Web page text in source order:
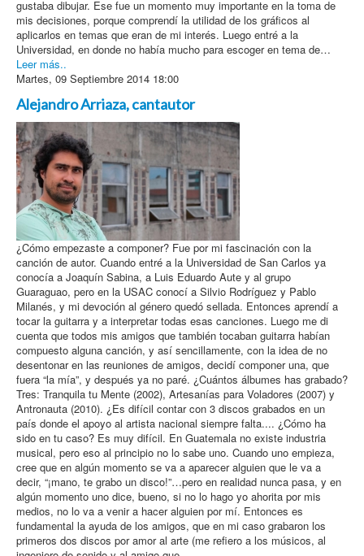
gustaba dibujar. Ese fue un momento muy importante en la toma de
mis decisiones, porque comprendí la utilidad de los gráficos al
aplicarlos en temas que eran de mi interés. Luego entré a la
Universidad, en donde no había mucho para escoger en tema de…
Leer más..
Martes, 09 Septiembre 2014 18:00
Alejandro Arriaza, cantautor
¿Cómo empezaste a componer? Fue por mi fascinación con la
canción de autor. Cuando entré a la Universidad de San Carlos ya
conocía a Joaquín Sabina, a Luis Eduardo Aute y al grupo
Guaraguao, pero en la USAC conocí a Silvio Rodríguez y Pablo
Milanés, y mi devoción al género quedó sellada. Entonces aprendí a
tocar la guitarra y a interpretar todas esas canciones. Luego me di
cuenta que todos mis amigos que también tocaban guitarra habían
compuesto alguna canción, y así sencillamente, con la idea de no
desentonar en las reuniones de amigos, decidí componer una, que
fuera “la mía”, y después ya no paré. ¿Cuántos álbumes has grabado?
Tres: Tranquila tu Mente (2002), Artesanías para Voladores (2007) y
Antronauta (2010). ¿Es difícil contar con 3 discos grabados en un
país donde el apoyo al artista nacional siempre falta.... ¿Cómo ha
sido en tu caso? Es muy difícil. En Guatemala no existe industria
musical, pero eso al principio no lo sabe uno. Cuando uno empieza,
cree que en algún momento se va a aparecer alguien que le va a
decir, “¡mano, te grabo un disco!”…pero en realidad nunca pasa, y en
algún momento uno dice, bueno, si no lo hago yo ahorita por mis
medios, no lo va a venir a hacer alguien por mí. Entonces es
fundamental la ayuda de los amigos, que en mi caso grabaron los
primeros dos discos por amor al arte (me refiero a los músicos, al